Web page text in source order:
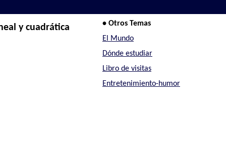
y cuadrática
• Otros Temas
El Mundo
Dónde estudiar
Libro de visitas
Entretenimiento-humor